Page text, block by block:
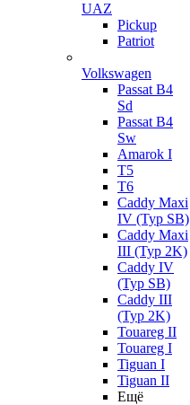
UAZ
Pickup
Patriot
Volkswagen
Passat B4
Sd
Passat B4
Sw
Amarok I
T5
T6
Caddy Maxi
IV (Typ SB)
Caddy Maxi
III (Typ 2K)
Caddy IV
(Typ SB)
Caddy III
(Typ 2K)
Touareg II
Touareg I
Tiguan I
Tiguan II
Ещё